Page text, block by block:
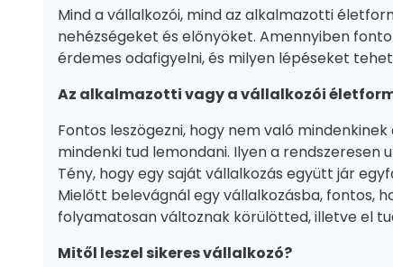
Mind a vállalkozói, mind az alkalmazotti
nehézségeket és előnyöket. Amennyiben
érdemes odafigyelni, és milyen lépéseket
Az alkalmazotti vagy a vállalkozói
Fontos leszögezni, hogy nem való
mindenki tud lemondani. Ilyen a
Tény, hogy egy saját vállalkozás együtt jár
Mielőtt belevágnál egy vállalkozásba, fontos,
folyamatosan változnak körülötted, illetve el
Mitől leszel sikeres vállalkozó?